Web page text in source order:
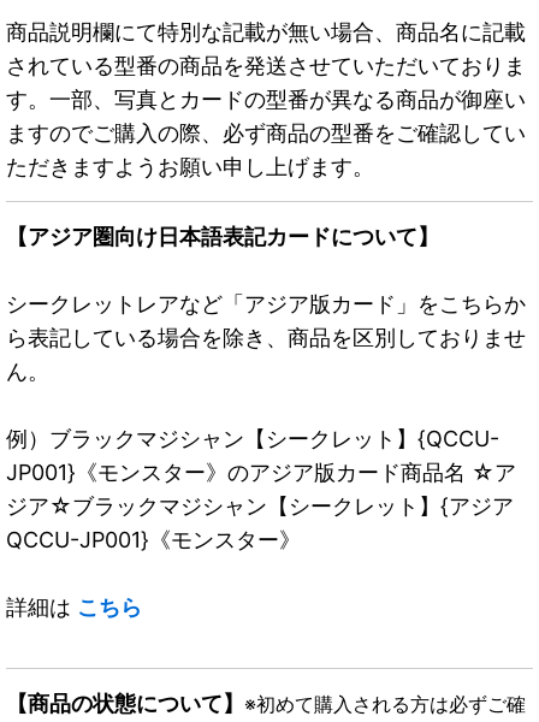
商品説明欄にて特別な記載が無い場合、商品名に記載
されている型番の商品を発送させていただいておりま
す。一部、写真とカードの型番が異なる商品が御座い
ますのでご購入の際、必ず商品の型番をご確認してい
ただきますようお願い申し上げます。
【アジア圏向け日本語表記カードについて】
シークレットレアなど「アジア版カード」をこちらか
ら表記している場合を除き、商品を区別しておりませ
ん。
例）ブラックマジシャン【シークレット】{QCCU-
JP001}《モンスター》のアジア版カード商品名 ☆ア
ジア☆ブラックマジシャン【シークレット】{アジア
QCCU-JP001}《モンスター》
詳細は こちら
【商品の状態について】 ※初めて購入される方は必ずご確